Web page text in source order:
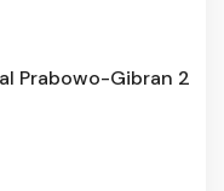
Prabowo-Gibran 2